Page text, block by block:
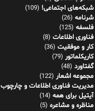
شبکه‌های اجتماعی! (109)
شرنامه (26)
فلسفه (125)
فناوری اطلاعات (8)
کار و موفقیت (36)
کاریکلماتور (79)
گفتاورد (48)
مجموعه اشعار (122)
مدیریت فناوری اطلاعات و چارچوب ITIL
آیتیل برای همه (14)
مناظره و مشاعره (5)